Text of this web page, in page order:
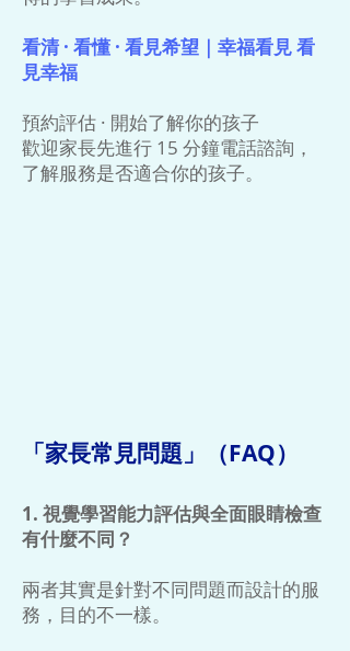
看清 · 看懂 · 看見希望｜幸福看見 看
見幸福
預約評估 · 開始了解你的孩子
歡迎家長先進行 15 分鐘電話諮詢，
了解服務是否適合你的孩子。
「家長常見問題」（FAQ）
1. 視覺學習能力評估與全面眼睛檢查
有什麼不同？
兩者其實是針對不同問題而設計的服
務，目的不一樣。